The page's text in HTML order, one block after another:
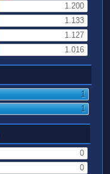
1.200
1.133
1.127
1.016
1
1
0
0